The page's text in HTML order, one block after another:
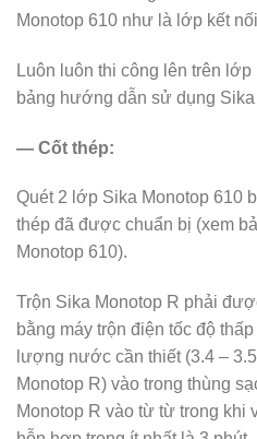
Monotop 610 như là lớp kết
Luôn luôn thi công lên trên
bảng hướng dẫn sử dụng Sika
— Cốt thép:
Quét 2 lớp Sika Monotop 610
thép đã được chuẩn bị (xem
Monotop 610).
Trộn Sika Monotop R phải
bằng máy trộn điện tốc độ
lượng nước cần thiết (3.4 –
Monotop R) vào trong thùng
Monotop R vào từ từ trong khi